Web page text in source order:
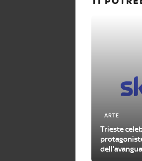
ARTE
Trieste